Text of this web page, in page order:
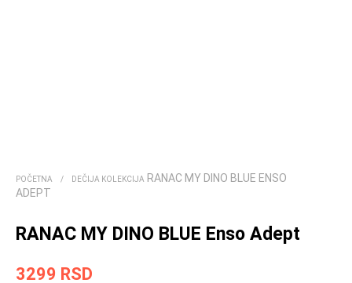
POČETNA / DEČIJA KOLEKCIJA RANAC MY DINO BLUE ENSO
ADEPT
RANAC MY DINO BLUE Enso Adept
3299 RSD